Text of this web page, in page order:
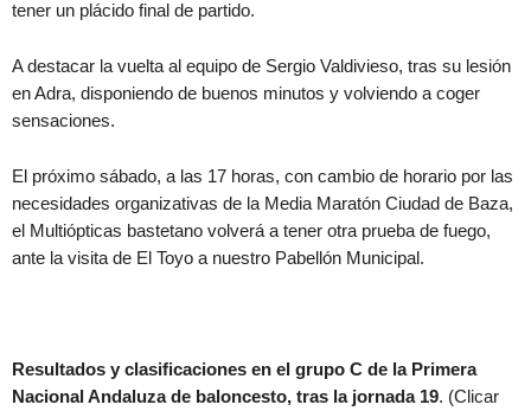
tener un plácido final de partido.
A destacar la vuelta al equipo de Sergio Valdivieso, tras su lesión
en Adra, disponiendo de buenos minutos y volviendo a coger
sensaciones.
El próximo sábado, a las 17 horas, con cambio de horario por las
necesidades organizativas de la Media Maratón Ciudad de Baza,
el Multiópticas bastetano volverá a tener otra prueba de fuego,
ante la visita de El Toyo a nuestro Pabellón Municipal.
Resultados y clasificaciones en el grupo C de la Primera
Nacional Andaluza de baloncesto, tras la jornada 19. (Clicar